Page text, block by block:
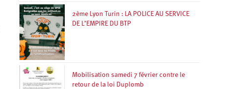
2ème Lyon Turin : LA POLICE AU SERVICE
DE L’EMPIRE DU BTP
Mobilisation samedi 7 février contre le
retour de la loi Duplomb